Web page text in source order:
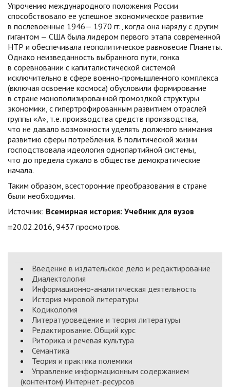
Упрочению международного положения России
способствовало ее успешное экономическое развитие
в послевоенные 1946— 1970 гг., когда она наряду с другим
гигантом — США была лидером первого этапа современной
НТР и обеспечивала геополитическое равновесие Планеты.
Однако неизведанность выбранного пути, гонка
в соревновании с капиталистической системой
исключительно в сфере военно-промышленного комплекса
(включая освоение космоса) обусловили формирование
в стране монополизированной громоздкой структуры
экономики, с гипертрофированным развитием отраслей
группы «А», т.е. производства средств производства,
что не давало возможности уделять должного внимания
развитию сферы потребления. В политической жизни
господствовала идеология однопартийной системы,
что до предела сужало в обществе демократические
начала.
Таким образом, всесторонние преобразования в стране
были необходимы.
Источник: Всемирная история: Учебник для вузов
20.02.2016, 9437 просмотров.
Введение в издательское дело и редактирование
Диалектология
Информационно-аналитическая деятельность
История мировой литературы
Кодикология
Литературоведение и теория литературы
Редактирование. Общий курс
Риторика и речевая культура
Семантика
Теория и практика полемики
Управление информационным содержанием
(контентом) Интернет-ресурсов